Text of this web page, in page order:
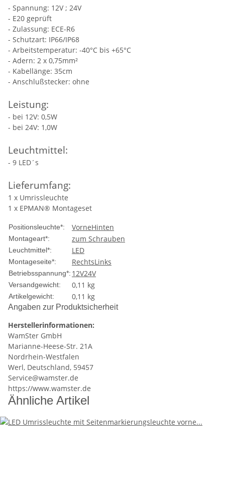
- Spannung: 12V ; 24V
- E20 geprüft
- Zulassung: ECE-R6
- Schutzart: IP66/IP68
- Arbeitstemperatur: -40°C bis +65°C
- Adern: 2 x 0,75mm²
- Kabellänge: 35cm
- Anschlußstecker: ohne
Leistung:
- bei 12V: 0,5W
- bei 24V: 1,0W
Leuchtmittel:
- 9 LED´s
Lieferumfang:
1 x Umrissleuchte
1 x EPMAN® Montageset
Positionsleuchte*: VorneHinten
Montageart*: zum Schrauben
Leuchtmittel*: LED
Montageseite*: RechtsLinks
Betriebsspannung*: 12V24V
Versandgewicht: 0,11 kg
Artikelgewicht: 0,11 kg
Angaben zur Produktsicherheit
Herstellerinformationen:
WamSter GmbH
Marianne-Heese-Str. 21A
Nordrhein-Westfalen
Werl, Deutschland, 59457
Service@wamster.de
https://www.wamster.de
Ähnliche Artikel